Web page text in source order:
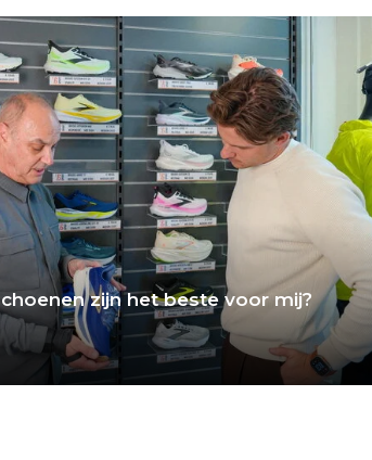
zijn het beste voor mij?